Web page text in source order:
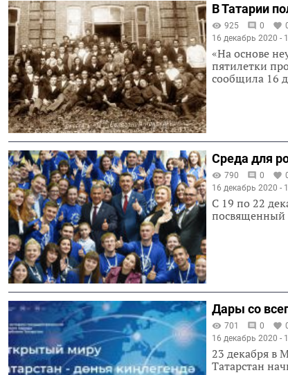
В Татарии
925 0
16 декабрь 2020 -
«На основе
пятилетки
сообщила 16
Среда для
790 0
16 декабрь 2020 -
С 19 по 22
посвященный
Дары со
701 0
16 декабрь 2020 -
23 декабря в
Татарстан